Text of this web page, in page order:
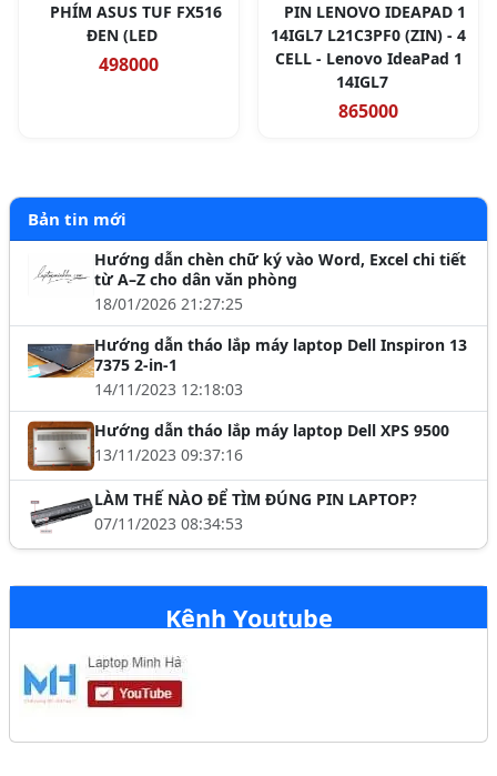
PHÍM ASUS TUF FX516
ĐEN (LED
498000
PIN LENOVO IDEAPAD 1
14IGL7 L21C3PF0 (ZIN) - 4
CELL - Lenovo IdeaPad 1
14IGL7
865000
Bản tin mới
Hướng dẫn chèn chữ ký vào Word, Excel chi tiết
từ A–Z cho dân văn phòng
18/01/2026 21:27:25
Hướng dẫn tháo lắp máy laptop Dell Inspiron 13
7375 2-in-1
14/11/2023 12:18:03
Hướng dẫn tháo lắp máy laptop Dell XPS 9500
13/11/2023 09:37:16
LÀM THẾ NÀO ĐỂ TÌM ĐÚNG PIN LAPTOP?
07/11/2023 08:34:53
Kênh Youtube